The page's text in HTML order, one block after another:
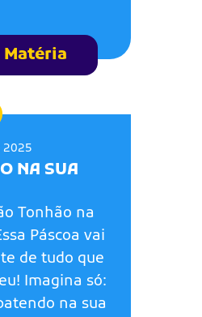
Matéria
2025
NA SUA
Tonhão na
Páscoa vai
de tudo que
Imagina só:
na sua